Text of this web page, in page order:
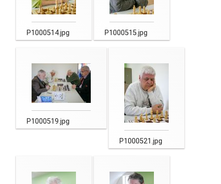
P1000514.jpg P1000515.jpg
P1000519.jpg
P1000521.jpg